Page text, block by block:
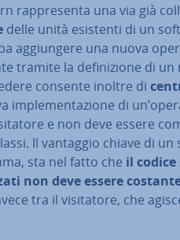
rap­pre­sen­ta una via già
delle unità esistenti di un
ag­giun­ge­re una nuova
tramite la de­fi­ni­zio­ne di un
consente inoltre di
im­ple­men­ta­zio­ne di
e non deve essere
Il vantaggio chiave di
sta nel fatto che il
non deve essere
tra il vi­si­ta­to­re, che